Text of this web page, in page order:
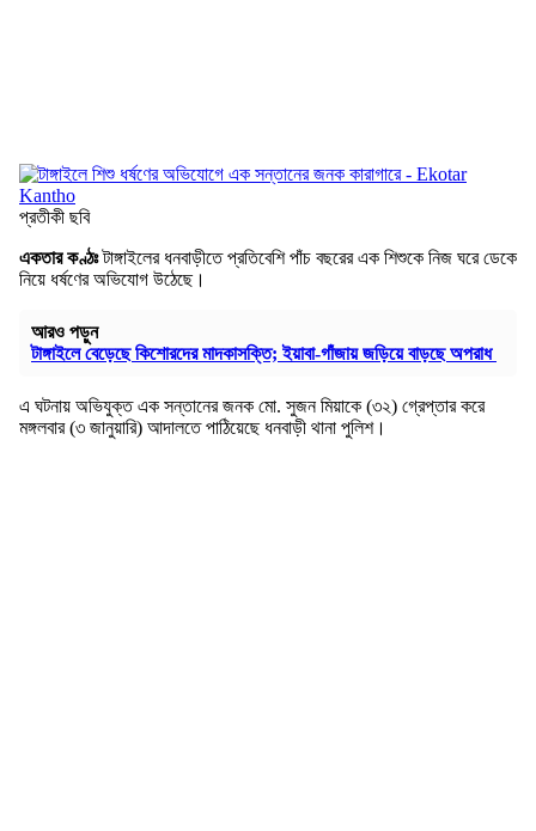
প্রতীকী ছবি
একতার কণ্ঠঃটাঙ্গাইলের ধনবাড়ীতে প্রতিবেশি পাঁচ বছরের এক শিশুকে নিজ ঘরে ডেকে
নিয়ে ধর্ষণের অভিযোগ উঠেছে।
আরও পড়ুন
টাঙ্গাইলে বেড়েছে কিশোরদের মাদকাসক্তি; ইয়াবা-গাঁজায় জড়িয়ে বাড়ছে অপরাধ
এ ঘটনায় অভিযুক্ত এক সন্তানের জনক মো. সুজন মিয়াকে (৩২) গ্রেপ্তার করে
মঙ্গলবার (৩ জানুয়ারি) আদালতে পাঠিয়েছে ধনবাড়ী থানা পুলিশ।